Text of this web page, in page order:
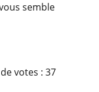
semble
votes : 37